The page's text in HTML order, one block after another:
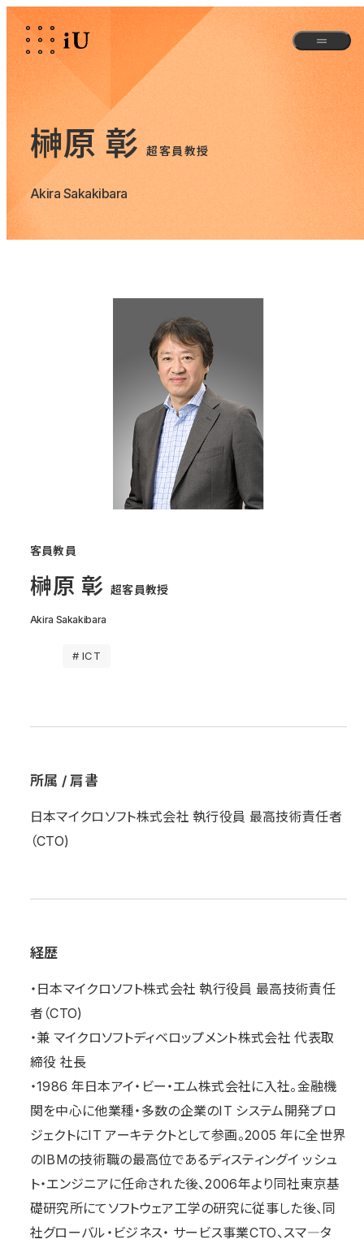
榊原 彰 超客員教授
Akira Sakakibara
客員教員
榊原 彰 超客員教授
Akira Sakakibara
# ICT
所属 / 肩書
日本マイクロソフト株式会社 執行役員 最高技術責任者
（CTO)
経歴
・日本マイクロソフト株式会社 執行役員 最高技術責任
者（CTO)
・兼 マイクロソフトディベロップメント株式会社 代表取
締役 社長
・1986 年日本アイ・ビー・エム株式会社に入社。金融機
関を中心に他業種・多数の企業のIT システム開発プロ
ジェクトにIT アーキテクトとして参画。2005 年に全世界
のIBMの技術職の最高位であるディスティングイ ッシュ
ト・エンジニアに任命された後、2006年より同社東京基
礎研究所にてソフトウェア工学の研究に従事した後、同
社グローバル・ビジネス・ サービス事業CTO、スマ―タ